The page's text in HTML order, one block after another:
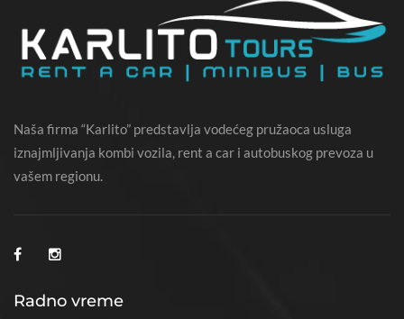
Naša firma “Karlito” predstavlja vodećeg pružaoca usluga
iznajmljivanja kombi vozila, rent a car i autobuskog prevoza u
vašem regionu.
Radno vreme